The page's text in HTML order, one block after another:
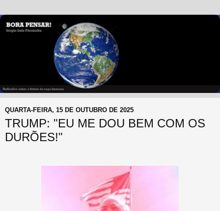
QUARTA-FEIRA, 15 DE OUTUBRO DE 2025
TRUMP: "EU ME DOU BEM COM OS
DURÕES!"